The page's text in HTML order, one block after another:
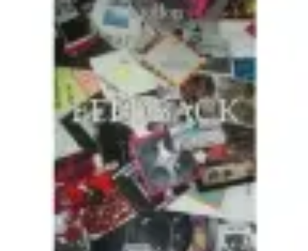
Coaching Training
Évaluation et MéthodesCoaching TrainingTechniques de
Coaching Personnel Compétences
Coaching Training